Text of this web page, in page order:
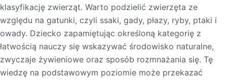
klasyfikację zwierząt. Warto podzielić zwierzęta ze
względu na gatunki, czyli ssaki, gady, płazy, ryby, ptaki i
owady. Dziecko zapamiętując określoną kategorię z
łatwością nauczy się wskazywać środowisko naturalne,
zwyczaje żywieniowe oraz sposób rozmnażania się. Tę
wiedzę na podstawowym poziomie może przekazać